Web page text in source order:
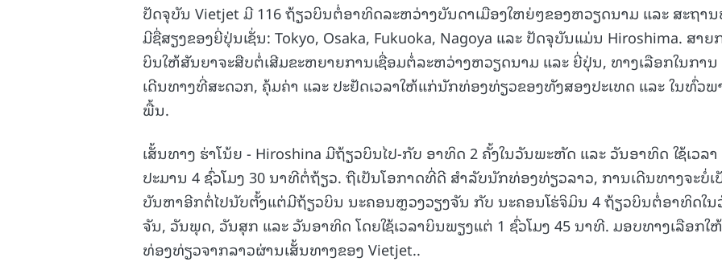
ປັດຈຸບັນ Vietjet ມີ 116 ຖ້ຽວບິນຕໍ່ອາທິດລະຫວ່າງບັນດາເມືອງໃຫຍ່ໆຂອງຫວຽດນາມ ແລະ ສະຖາ
ມີຊື່ສຽງຂອງຍີ່ປຸ່ນເຊັ່ນ: Tokyo, Osaka, Fukuoka, Nagoya ແລະ ປັດຈຸບັນແມ່ນ Hiroshima. ສາຍ
ບິນໃຫ້ສັນຍາຈະສືບຕໍ່ເສີມຂະຫຍາຍການເຊື່ອມຕໍ່ລະຫວ່າງຫວຽດນາມ ແລະ ຍີ່ປຸ່ນ, ທາງເລືອກໃນການ
ເດີນທາງທີ່ສະດວກ, ຄຸ້ມຄ່າ ແລະ ປະຢັດເວລາໃຫ້ແກ່ນັກທ່ອງທ່ຽວຂອງທັງສອງປະເທດ ແລະ ໃນທົ່ວພ
ພື້ນ.
ເສັ້ນທາງ ຮ່າໂນ້ຍ - Hiroshina ມີຖ້ຽວບິນໄປ-ກັບ ອາທິດ 2 ຄັ້ງໃນວັນພະຫັດ ແລະ ວັນອາທິດ ໃຊ້ເວລາ
ປະມານ 4 ຊົ່ວໂມງ 30 ນາທີຕໍ່ຖ້ຽວ. ຖືເປັນໂອກາດທີ່ດີ ສໍາລັບນັກທ່ອງທ່ຽວລາວ, ການເດີນທາງຈະບໍ່ເ
ບັນຫາອີກຕໍ່ໄປນັບຕັ້ງແຕ່ມີຖ້ຽວບິນ ນະຄອນຫຼວງວຽງຈັນ ກັບ ນະຄອນໂຮ່ຈິມິນ 4 ຖ້ຽວບິນຕໍ່ອາທິດໃນ
ຈັນ, ວັນພຸດ, ວັນສຸກ ແລະ ວັນອາທິດ ໂດຍໃຊ້ເວລາບິນພຽງແຕ່ 1 ຊົ່ວໂມງ 45 ນາທີ. ມອບທາງເລືອກໃ
ທ່ອງທ່ຽວຈາກລາວຜ່ານເສັ້ນທາງຂອງ Vietjet..
15.040(07-08-2026)